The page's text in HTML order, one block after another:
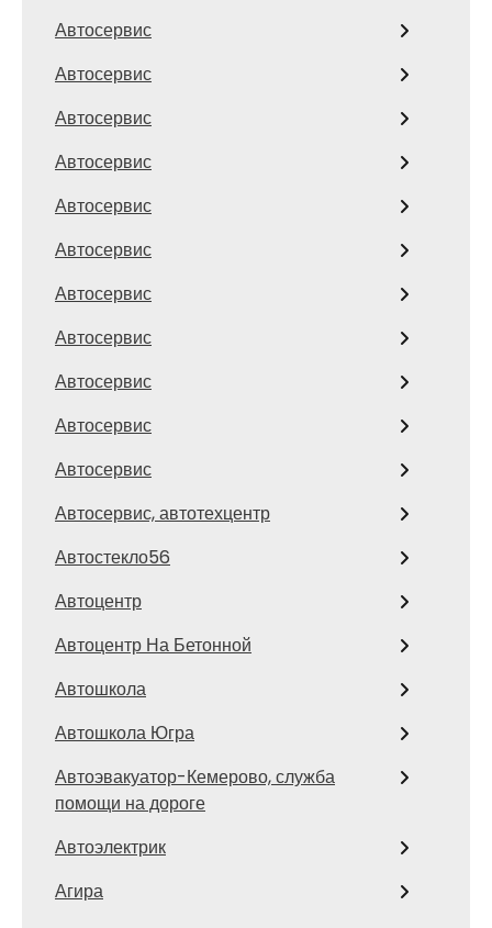
Автосервис
Автосервис
Автосервис
Автосервис
Автосервис
Автосервис
Автосервис
Автосервис
Автосервис
Автосервис
Автосервис
Автосервис, автотехцентр
Автостекло56
Автоцентр
Автоцентр На Бетонной
Автошкола
Автошкола Югра
Автоэвакуатор-Кемерово, служба
помощи на дороге
Автоэлектрик
Агира